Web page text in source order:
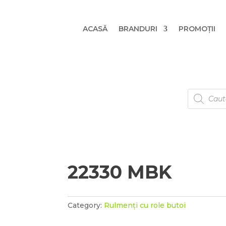
ACASĂ BRANDURI PROMOȚII
Products
search
22330 MBK
Category: Rulmenți cu role butoi